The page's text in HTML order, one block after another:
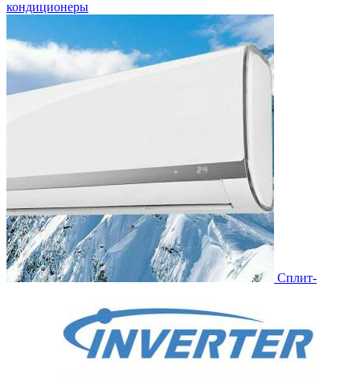
кондиционеры
Сплит-